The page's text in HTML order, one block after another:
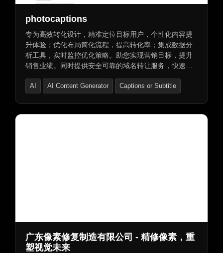
photocaptions
专为高效转化设计，精准定位目标用户，个性化内容提
升体验；优化布局简化流程，提高转化率；集成数据分
析工具，实时监控优化策略。助您实现营销目标，提升
销售业绩。同时提供安全可靠的域名转让服务，快速轻
AI AI Content Generator Captions or Subtitle
广东像素修复制造有限公司 - 精修像素，重
塑视觉未来